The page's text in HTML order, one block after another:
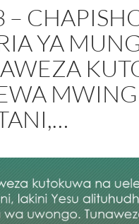
–
YA